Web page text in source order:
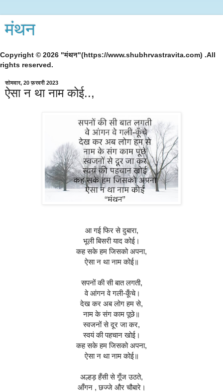
मंथन
Copyright © 2026 "मंथन"(https://www.shubhrvastravita.com) .All
rights reserved.
सोमवार, 20 फ़रवरी 2023
ऐसा न था नाम कोई..,
आ गई फिर से दुबारा,
भूली बिसरी याद कोई।
कह सके हम जिसको अपना,
ऐसा न था नाम कोई॥
सपनों की सी बात लगती,
वे आंगन वे गली-कूँचे।
देख कर अब लोग हम से,
नाम के संग काम पूछे॥
स्वजनों से दूर जा कर,
स्वयं की पहचान खोई।
कह सके हम जिसको अपना,
ऐसा न था नाम कोई॥
अल्हड़ हँसी से गूँज उठते,
आँगन , छज्जे और चौबारे।